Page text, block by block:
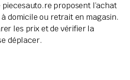
proposent l’achat
domicile ou retrait en magasin.
les prix et de vérifier la
déplacer.